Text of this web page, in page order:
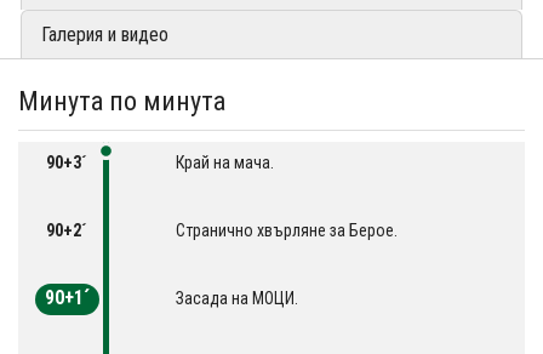
Галерия и видео
Минута по минута
90+3´ Край на мача.
90+2´ Странично хвърляне за Берое.
90+1´ Засада на МОЦИ.